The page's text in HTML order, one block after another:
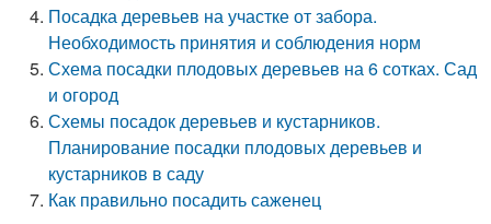
Посадка деревьев на участке от забора.
Необходимость принятия и соблюдения норм
Схема посадки плодовых деревьев на 6 сотках. Сад
и огород
Схемы посадок деревьев и кустарников.
Планирование посадки плодовых деревьев и
кустарников в саду
Как правильно посадить саженец